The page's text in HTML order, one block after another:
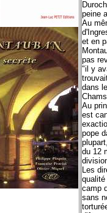
peine
Au
et en
pas
"il y
dans
Au
est
pope
du 12
Les
camp
sans